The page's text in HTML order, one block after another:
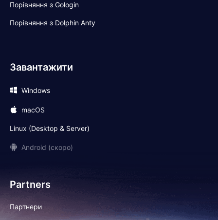
Порівняння з Gologin
Порівняння з Dolphin Anty
Завантажити
Windows
macOS
Linux (Desktop & Server)
Android (скоро)
Partners
Партнери